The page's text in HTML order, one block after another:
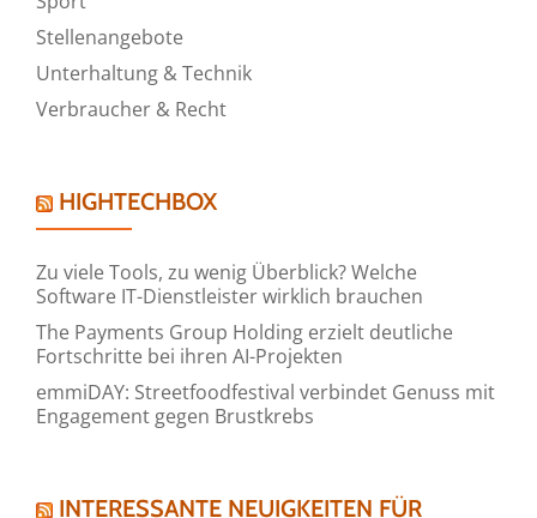
Stellenangebote
Unterhaltung & Technik
Verbraucher & Recht
HIGHTECHBOX
Zu viele Tools, zu wenig Überblick? Welche
Software IT-Dienstleister wirklich brauchen
The Payments Group Holding erzielt deutliche
Fortschritte bei ihren AI-Projekten
emmiDAY: Streetfoodfestival verbindet Genuss mit
Engagement gegen Brustkrebs
INTERESSANTE NEUIGKEITEN FÜR